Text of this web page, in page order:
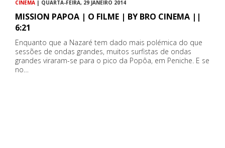
CINEMA | QUARTA-FEIRA, 29 JANEIRO 2014
MISSION PAPOA | O FILME | BY BRO CINEMA ||
6:21
Enquanto que a Nazaré tem dado mais polémica do que
sessões de ondas grandes, muitos surfistas de ondas
grandes viraram-se para o pico da Popôa, em Peniche. E se
no…